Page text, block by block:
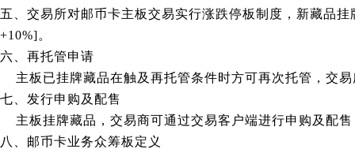
五、交易所对邮币卡主板交易实行涨跌停板制度，新藏品
+10%]。
六、再托管申请
主板已挂牌藏品在触及再托管条件时方可再次托管，交
七、发行申购及配售
主板挂牌藏品，交易商可通过交易客户端进行申购及配
八、邮币卡业务众筹板定义